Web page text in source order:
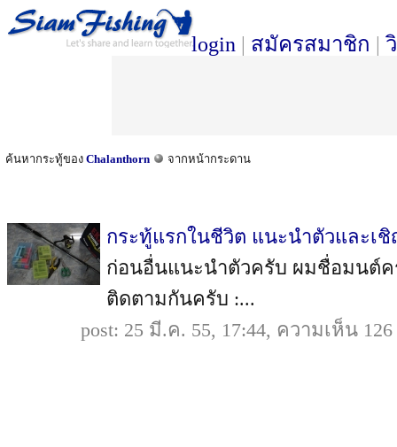
login | สมัครสมาชิก |
ค้นหากระทู้ของ Chalanthorn จากหน้ากระดาน
กระทู้แรกในชีวิต แนะนำตัวและเ
ก่อนอื่นแนะนำตัวครับ ผมชื่อมนต์ค
ติดตามกันครับ :...
post: 25 มี.ค. 55, 17:44, ความเห็น